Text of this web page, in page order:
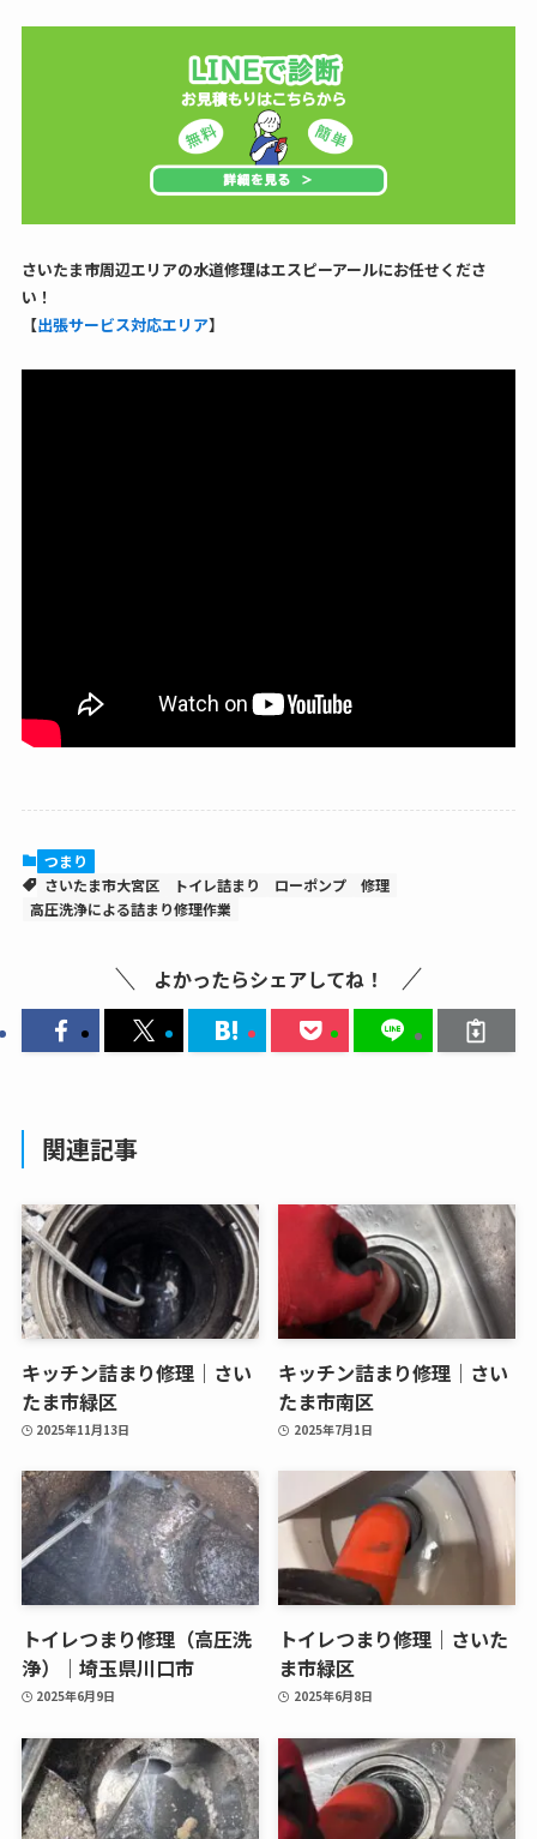
さいたま市周辺エリアの水道修理はエスピーアールにお任せくださ
い！
【出張サービス対応エリア】
つまり
さいたま市大宮区
トイレ詰まり ローポンプ
修理
高圧洗浄による詰まり修理作業
よかったらシェアしてね！
関連記事
キッチン詰まり修理｜さい
たま市緑区
2025年11月13日
キッチン詰まり修理｜さい
たま市南区
2025年7月1日
トイレつまり修理（高圧洗
浄）｜埼玉県川口市
2025年6月9日
トイレつまり修理｜さいた
ま市緑区
2025年6月8日